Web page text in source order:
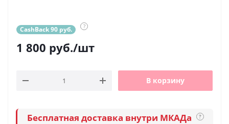
CashBack 90 руб. ?
1 800 руб./шт
В корзину
Бесплатная доставка внутри МКАДа ?